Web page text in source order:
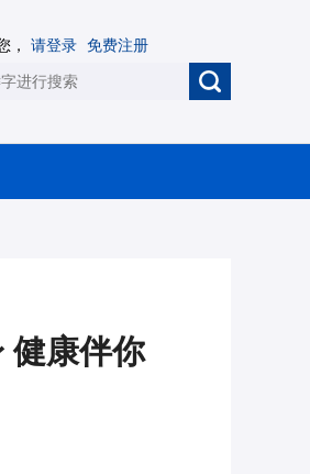
， 请登录 免费注册
健康伴你